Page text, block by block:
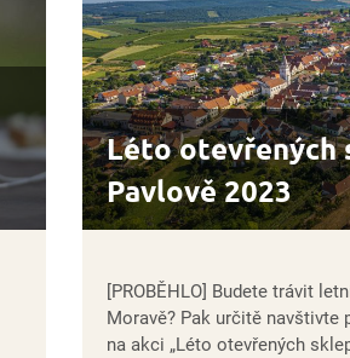
Léto otevřených
Pavlově 2023
[PROBĚHLO] Budete trávit
Moravě? Pak určitě navštivte
na akci „Léto otevřených